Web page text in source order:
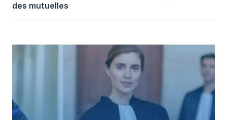
des mutuelles